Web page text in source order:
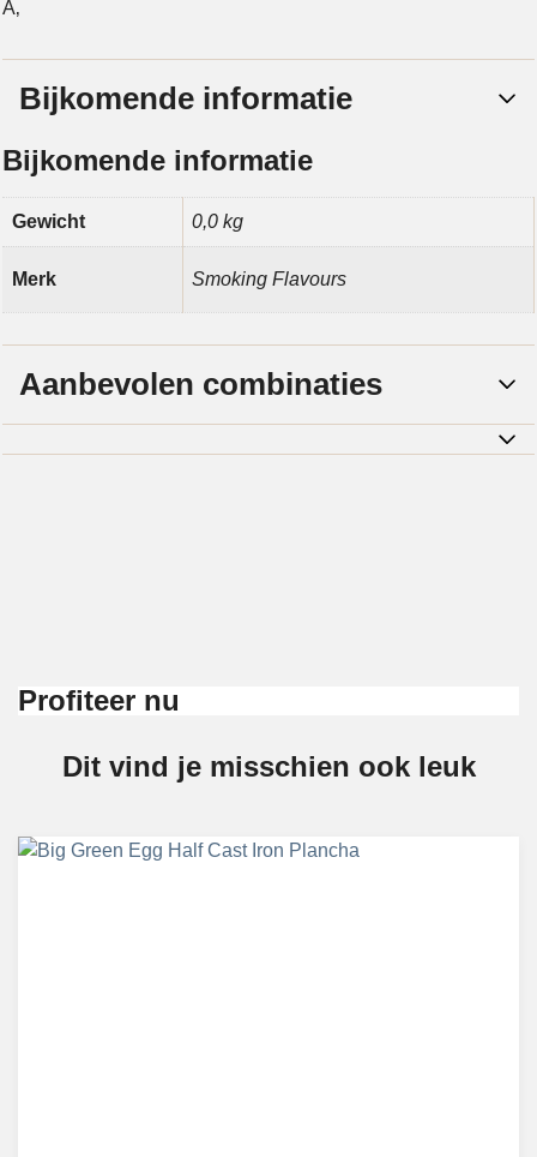
Ã‚
Bijkomende informatie
Bijkomende informatie
Gewicht 0,0 kg
Merk Smoking Flavours
Aanbevolen combinaties
Profiteer nu
Dit vind je misschien ook leuk